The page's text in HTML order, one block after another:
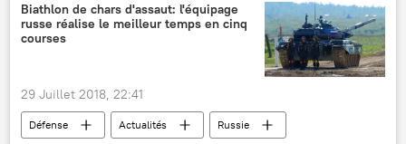
Mondial 2018
Russie
Moscou
Vladimir Poutine
Kolinda Grabar-Kitarovic
Biathlon de chars d'assaut: l'équipage
russe réalise le meilleur temps en cinq
courses
29 Juillet 2018, 22:41
Défense Actualités
Russie